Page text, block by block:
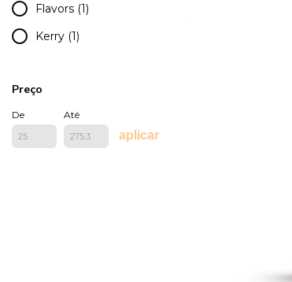
Flavors (1)
Kerry (1)
Preço
De Até
aplicar